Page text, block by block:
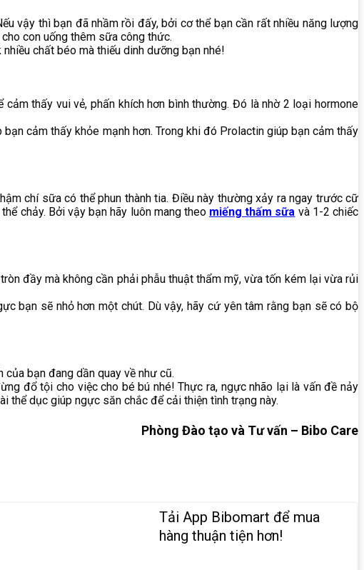
vậy thì bạn đã nhầm rồi đấy, bởi cơ thể bạn cần rất nhiều năng lượng
con uống thêm sữa công thức.
chất béo mà thiếu dinh dưỡng bạn nhé!
thấy vui vẻ, phấn khích hơn bình thường. Đó là nhờ 2 loại hormone
cảm thấy khỏe mạnh hơn. Trong khi đó Prolactin giúp bạn cảm thấy
chí sữa có thể phun thành tia. Điều này thường xảy ra ngay trước cữ
chảy. Bởi vậy bạn hãy luôn mang theo miếng thấm sữa và 1-2 chiếc
đầy mà không cần phải phẫu thuật thẩm mỹ, vừa tốn kém lại vừa rủi
bạn sẽ nhỏ hơn một chút. Dù vậy, hãy cứ yên tâm rằng bạn sẽ có bộ
bạn đang dần quay về như cũ.
đổ tội cho việc cho bé bú nhé! Thực ra, ngực nhão lại là vấn đề nảy
thể dục giúp ngực săn chắc để cải thiện tình trạng này.
Phòng Đào tạo và Tư vấn – Bibo Care
Tải App Bibomart để mua
hàng thuận tiện hơn!